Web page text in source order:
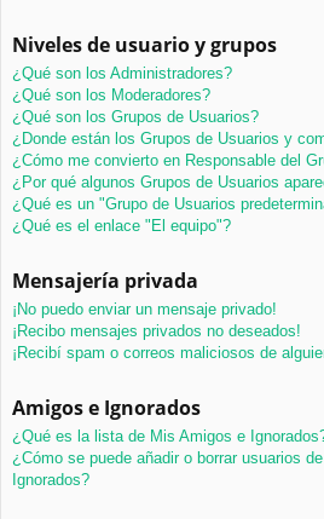
Niveles de usuario y grupos
¿Qué son los Administradores?
¿Qué son los Moderadores?
¿Qué son los Grupos de Usuarios?
¿Donde están los Grupos de Usuarios y
¿Cómo me convierto en Responsable del
¿Por qué algunos Grupos de Usuarios
¿Qué es un "Grupo de Usuarios
¿Qué es el enlace "El equipo"?
Mensajería privada
¡No puedo enviar un mensaje privado!
¡Recibo mensajes privados no deseados!
¡Recibí spam o correos maliciosos de
Amigos e Ignorados
¿Qué es la lista de Mis Amigos e
¿Cómo se puede añadir o borrar usuarios
Ignorados?